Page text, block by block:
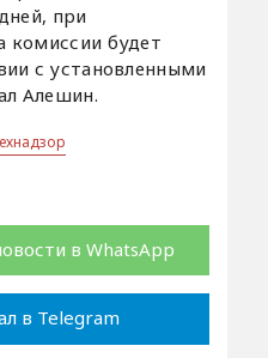
при
комиссии будет
с установленными
Алешин.
в WhatsApp
в Telegram